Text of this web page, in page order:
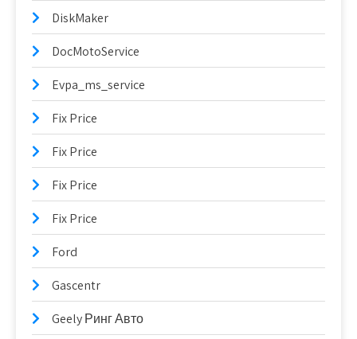
DiskMaker
DocMotoService
Evpa_ms_service
Fix Price
Fix Price
Fix Price
Fix Price
Ford
Gascentr
Geely Ринг Авто